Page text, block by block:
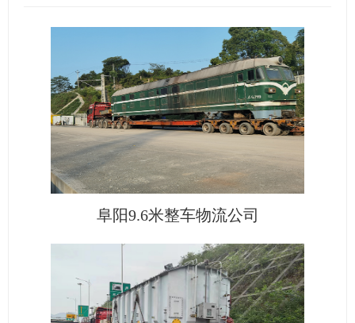
阜阳9.6米整车物流公司